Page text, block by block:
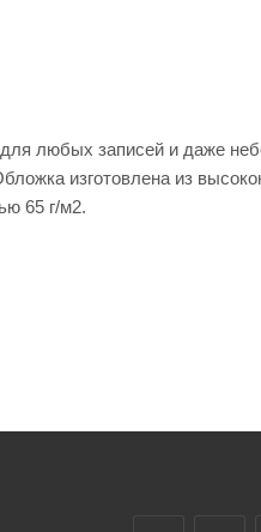
любых записей и даже
изготовлена из
65 г/м2.